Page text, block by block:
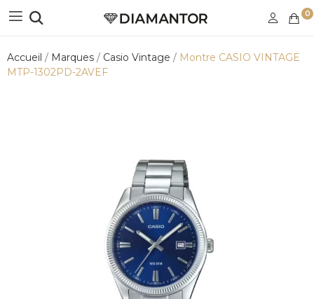
0
Accueil Marques Casio Vintage
Montre CASIO VINTAGE
MTP-1302PD-2AVEF